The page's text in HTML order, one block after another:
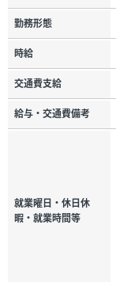
勤務形態
時給
交通費支給
給与・交通費備考
就業曜日・休日休
暇・就業時間等